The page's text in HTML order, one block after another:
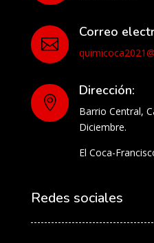

Correo

Dirección:
Barrio Central,
Diciembre.
El Coca-
Redes sociales